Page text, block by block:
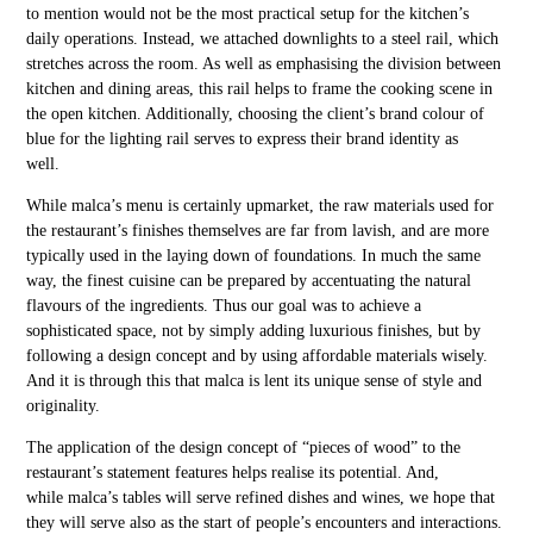
to mention would not be the most practical setup for the kitchen’s
daily operations. Instead, we attached downlights to a steel rail, which
stretches across the room. As well as emphasising the division between
kitchen and dining areas, this rail helps to frame the cooking scene in
the open kitchen. Additionally, choosing the client’s brand colour of
blue for the lighting rail serves to express their brand identity as
well.
While malca’s menu is certainly upmarket, the raw materials used for
the restaurant’s finishes themselves are far from lavish, and are more
typically used in the laying down of foundations. In much the same
way, the finest cuisine can be prepared by accentuating the natural
flavours of the ingredients. Thus our goal was to achieve a
sophisticated space, not by simply adding luxurious finishes, but by
following a design concept and by using affordable materials wisely.
And it is through this that malca is lent its unique sense of style and
originality.
The application of the design concept of “pieces of wood” to the
restaurant’s statement features helps realise its potential. And,
while malca’s tables will serve refined dishes and wines, we hope that
they will serve also as the start of people’s encounters and interactions.